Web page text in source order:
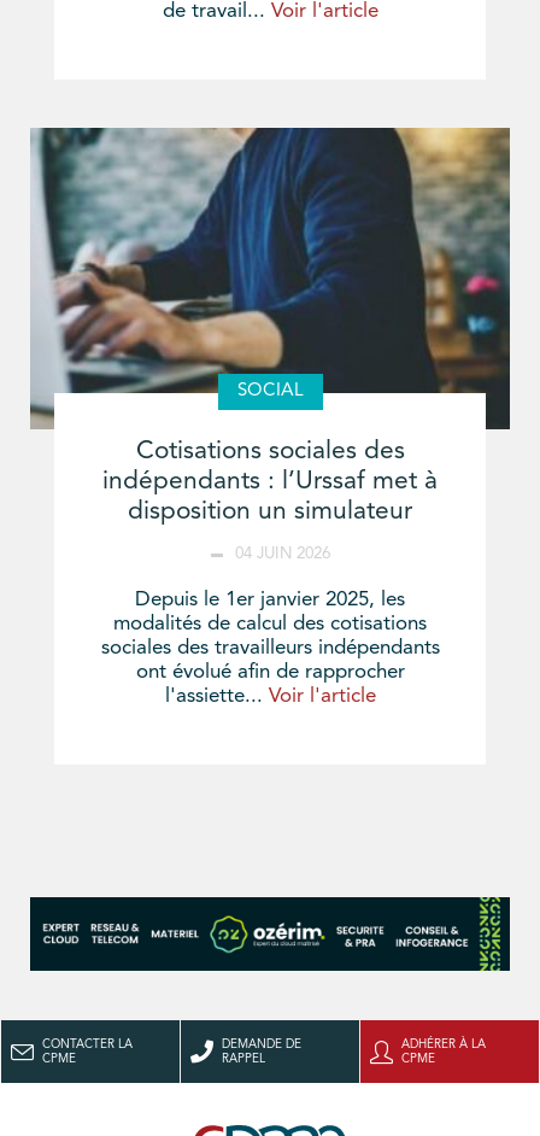
de travail... Voir l'article
SOCIAL
Cotisations sociales des
indépendants : l’Urssaf met à
disposition un simulateur
04 JUIN 2026
Depuis le 1er janvier 2025, les
modalités de calcul des cotisations
sociales des travailleurs indépendants
ont évolué afin de rapprocher
l'assiette... Voir l'article
CONTACTER LA
CPME
DEMANDE DE
RAPPEL
ADHÉRER À LA
CPME